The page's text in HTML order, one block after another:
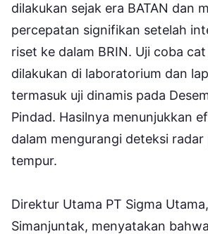
dilakukan sejak era BATAN dan
percepatan signifikan setelah
riset ke dalam BRIN. Uji coba
dilakukan di laboratorium dan
termasuk uji dinamis pada
Pindad. Hasilnya menunjukkan
dalam mengurangi deteksi radar
tempur.
Direktur Utama PT Sigma
Simanjuntak, menyatakan